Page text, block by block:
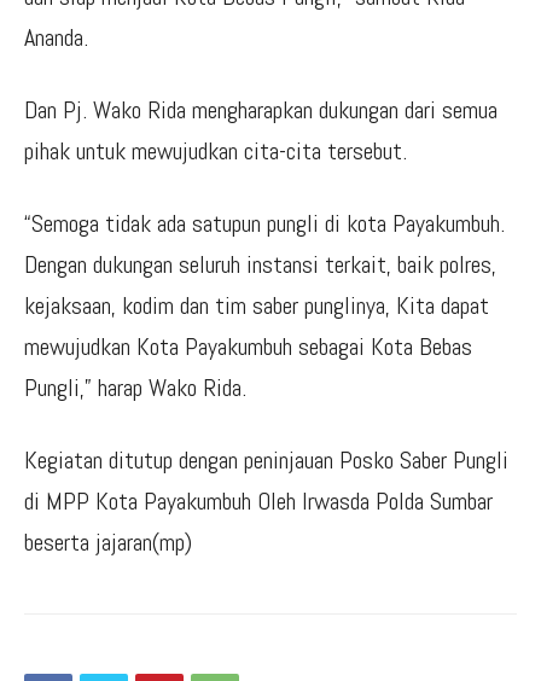
Ananda.
Dan Pj. Wako Rida mengharapkan dukungan dari semua
pihak untuk mewujudkan cita-cita tersebut.
“Semoga tidak ada satupun pungli di kota Payakumbuh.
Dengan dukungan seluruh instansi terkait, baik polres,
kejaksaan, kodim dan tim saber punglinya, Kita dapat
mewujudkan Kota Payakumbuh sebagai Kota Bebas
Pungli,” harap Wako Rida.
Kegiatan ditutup dengan peninjauan Posko Saber Pungli
di MPP Kota Payakumbuh Oleh Irwasda Polda Sumbar
beserta jajaran(mp)